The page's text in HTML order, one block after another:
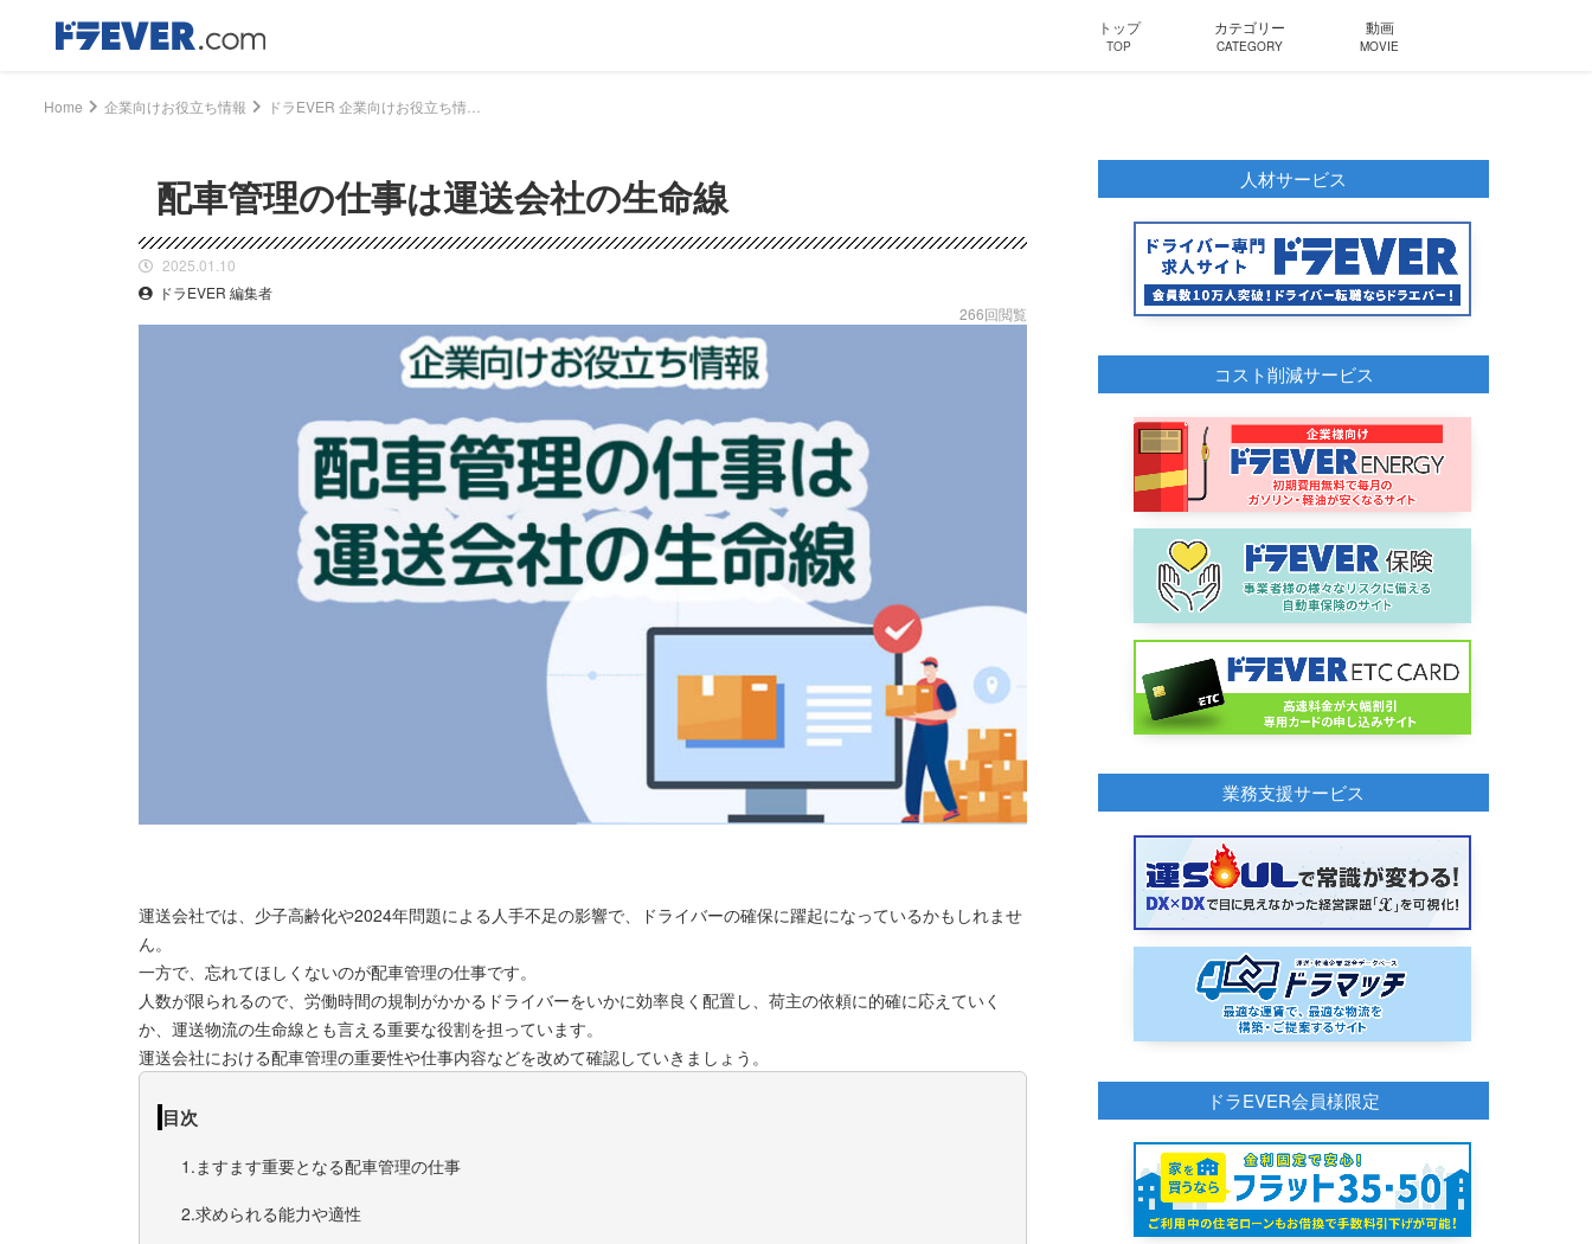
トップ
TOP
カテゴリー
CATEGORY
動画
MOVIE
Home 企業向けお役立ち情報
配車管理の仕事は運送会社の生命線
2025.01.10
ドラEVER 編集者
266回閲覧
運送会社では、少子高齢化や2024年問題による人手不足の影響で、ドライバーの確保に躍起になっているかもしれませ
ん。
一方で、忘れてほしくないのが配車管理の仕事です。
人数が限られるので、労働時間の規制がかかるドライバーをいかに効率良く配置し、荷主の依頼に的確に応えていく
か、運送物流の生命線とも言える重要な役割を担っています。
運送会社における配車管理の重要性や仕事内容などを改めて確認していきましょう。
目次
ますます重要となる配車管理の仕事
求められる能力や適性
人材サービス
コスト削減サービス
業務支援サービス
ドラEVER会員様限定